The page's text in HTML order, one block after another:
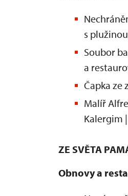
s
Soubor
a
Čapka ze
Malíř
Kalergim |
ZE SVĚTA
Obnovy a